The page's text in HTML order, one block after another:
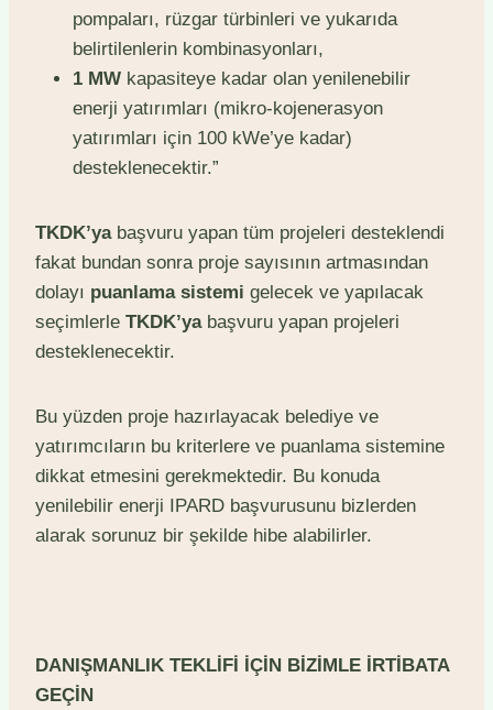
pompaları, rüzgar türbinleri ve yukarıda
belirtilenlerin kombinasyonları,
1 MW kapasiteye kadar olan yenilenebilir
enerji yatırımları (mikro-kojenerasyon
yatırımları için 100 kWe’ye kadar)
desteklenecektir.”
TKDK’yabaşvuru yapan tüm projeleri desteklendi
fakat bundan sonra proje sayısının artmasından
dolayı puanlama sistemi gelecek ve yapılacak
seçimlerle TKDK’yabaşvuru yapan projeleri
desteklenecektir.
Bu yüzden proje hazırlayacak belediye ve
yatırımcıların bu kriterlere ve puanlama sistemine
dikkat etmesini gerekmektedir. Bu konuda
yenilebilir enerji IPARD başvurusunu bizlerden
alarak sorunuz bir şekilde hibe alabilirler.
DANIŞMANLIK TEKLİFİ İÇİN BİZİMLE İRTİBATA
GEÇİN